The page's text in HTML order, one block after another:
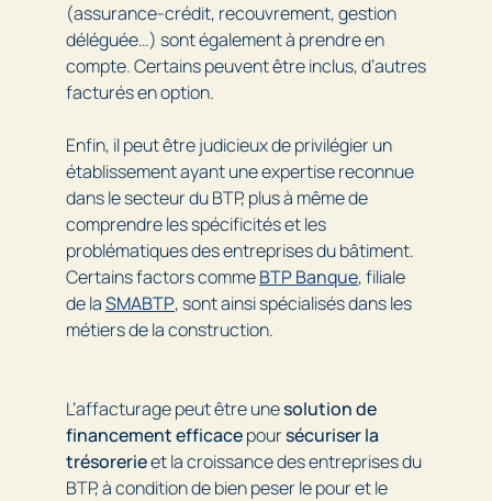
(assurance-crédit, recouvrement, gestion
déléguée…) sont également à prendre en
compte. Certains peuvent être inclus, d’autres
facturés en option.
Enfin, il peut être judicieux de privilégier un
établissement ayant une expertise reconnue
dans le secteur du BTP, plus à même de
comprendre les spécificités et les
problématiques des entreprises du bâtiment.
Certains factors commeBTP Banque, filiale
de laSMABTP, sont ainsi spécialisés dans les
métiers de la construction.
L’affacturage peut être unesolution de
financement efficacepoursécuriser la
trésorerieet la croissance des entreprises du
BTP, à condition de bien peser le pour et le